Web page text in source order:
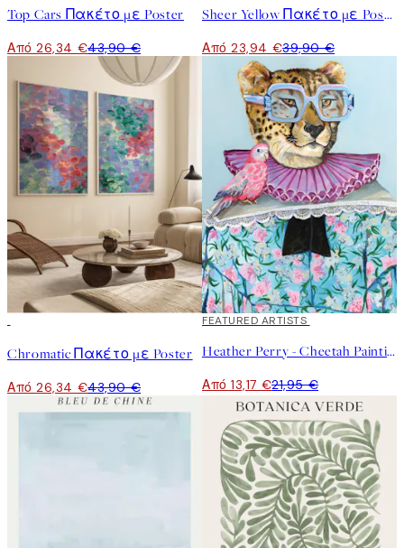
Top Cars Πακέτο με Poster
Από 26,34 €43,90 €
Sheer Yellow Πακέτο με Poster
Από 23,94 €39,90 €
Chromatic Πακέτο με Poster
Από 26,34 €43,90 €
40%*
FEATURED ARTISTS
Heather Perry - Cheetah Painting Poster
Από 13,17 €21,95 €